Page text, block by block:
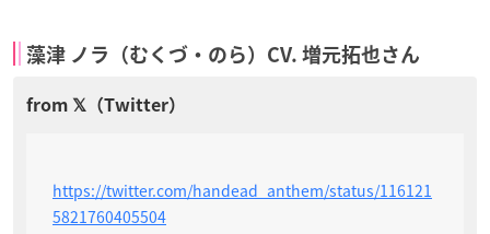
藻津 ノラ（むくづ・のら）CV. 増元拓也さん
https://twitter.com/handead_anthem/status/116121
5821760405504